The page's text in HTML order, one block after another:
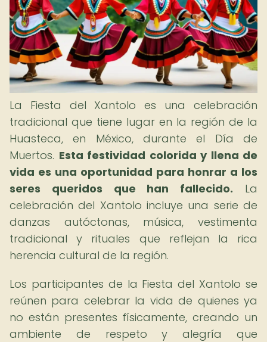
La Fiesta del Xantolo es una celebración
tradicional que tiene lugar en la región de la
Huasteca, en México, durante el Día de
Muertos. Esta festividad colorida y llena de
vida es una oportunidad para honrar a los
seres queridos que han fallecido. La
celebración del Xantolo incluye una serie de
danzas autóctonas, música, vestimenta
tradicional y rituales que reflejan la rica
herencia cultural de la región.
Los participantes de la Fiesta del Xantolo se
reúnen para celebrar la vida de quienes ya
no están presentes físicamente, creando un
ambiente de respeto y alegría que